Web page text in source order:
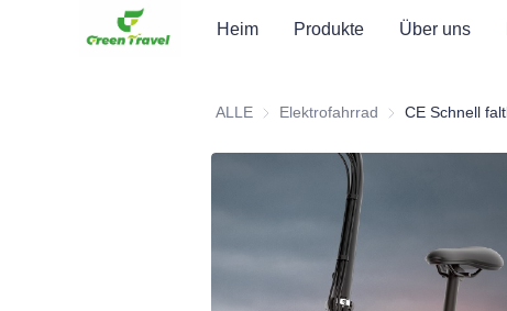
Heim Produkte Über uns
ALLE Elektrofahrrad Elektrofahrrad